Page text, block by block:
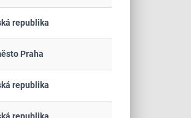
republika
Praha
republika
republika